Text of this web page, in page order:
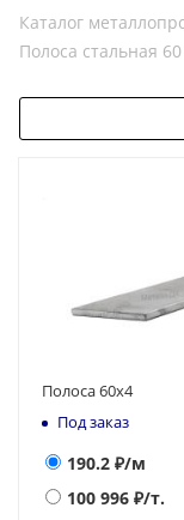
Каталог
Полоса стальная
Полоса 60х4
Под заказ
190.2 ₽/м
100 996 ₽/т.